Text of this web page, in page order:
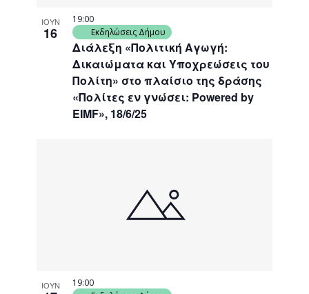
ΙΟΥΝ
16
Διάλεξη «Πολιτική Αγωγή:
Δικαιώματα και Υποχρεώσεις του
Πολίτη» στο πλαίσιο της δράσης
«Πολίτες εν γνώσει: Powered by
EIMF», 18/6/25
19:00
Εκδηλώσεις Δήμου
ΙΟΥΝ
19:00